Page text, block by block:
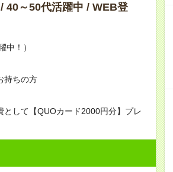
40～50代活躍中 / WEB登
中！）
持ちの方
して【QUOカード2000円分】プレ